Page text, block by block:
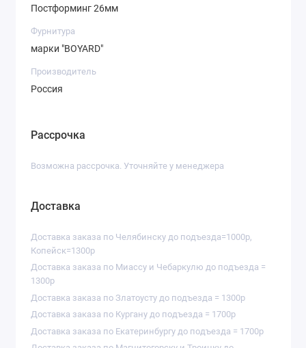
02)
Столешница (толщина 26мм)
Размеры:
Нижние модули (ГхВ): 450х850мм
Постформинг 26мм
Фурнитура
марки "BOYARD"
Производитель
Россия
Рассрочка
Возможна рассрочка. Уточняйте у менеджера
Доставка
Доставка заказа по Челябинску до подъезда=1000р,
Копейск=1300р
Доставка заказа по Миассу и Чебаркулю до подъезда =
1300р
Доставка заказа по Златоусту до подъезда = 1300р
Доставка заказа по Кургану до подъезда = 1700р
Доставка заказа по Екатеринбургу до подъезда = 1700р